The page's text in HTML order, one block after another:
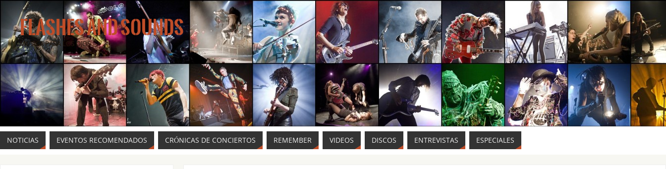
FLASHES AND SOUNDS
MÚSICA PARA LOS OJOS.
NOTICIAS EVENTOS RECOMENDADOS CRÓNICAS DE CONCIERTOS REMEMBER VIDEOS DISCOS ENTREVISTAS ESPECIALES